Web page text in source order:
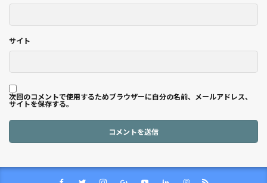
サイト
次回のコメントで使用するためブラウザーに自分の名前、メールアドレス、
サイトを保存する。